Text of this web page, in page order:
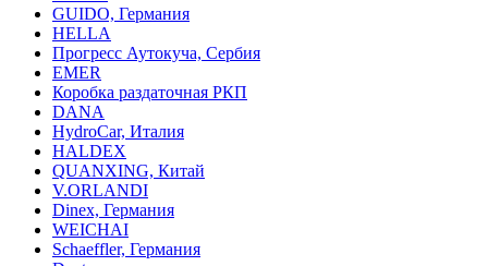
GUIDO, Германия
HELLA
Прогресс Аутокуча, Сербия
EMER
Коробка раздаточная РКП
DANA
HydroCar, Италия
HALDEX
QUANXING, Китай
V.ORLANDI
Dinex, Германия
WEICHAI
Schaeffler, Германия